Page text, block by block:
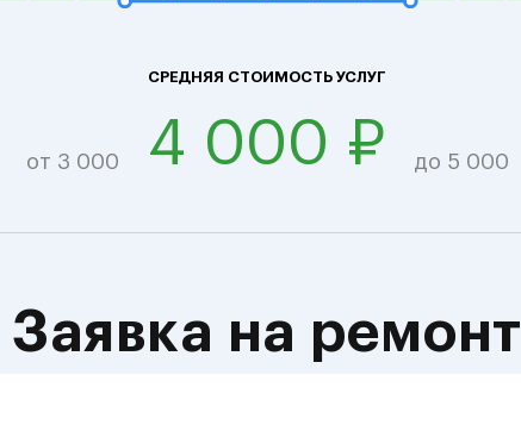
СРЕДНЯЯ СТОИМОСТЬ УСЛУГ
от 3 000 4 000 ₽ до 5 000
Заявка на ремонт